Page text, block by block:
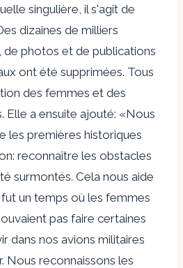
singulière, il s'agit de
dizaines de milliers
de photos et de publications
ont été supprimées. Tous
des femmes et des
Elle a ensuite ajouté: «Nous
les premières historiques
reconnaître les obstacles
surmontés. Cela nous aide
un temps où les femmes
pas faire certaines
dans nos avions militaires
Nous reconnaissons les